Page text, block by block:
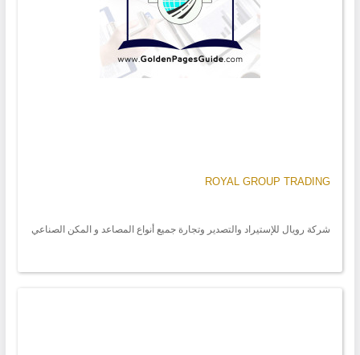
ROYAL GROUP TRADING
شركة رويال للإستيراد والتصدير وتجارة جميع أنواع المصاعد و المكن الصناعي